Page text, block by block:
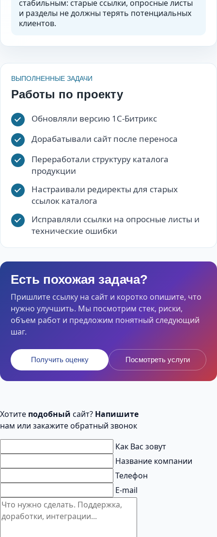
стабильным: старые ссылки, опросные листы
и разделы не должны терять потенциальных
клиентов.
ВЫПОЛНЕННЫЕ ЗАДАЧИ
Работы по проекту
Обновляли версию 1С-Битрикс
Дорабатывали сайт после переноса
Переработали структуру каталога
продукции
Настраивали редиректы для старых
ссылок каталога
Исправляли ссылки на опросные листы и
технические ошибки
Есть похожая задача?
Пришлите ссылку на сайт и коротко опишите, что
нужно улучшить. Мы посмотрим стек, риски,
объем работ и предложим понятный следующий
шаг.
Получить оценку Посмотреть услуги
Хотите подобный сайт? Напишите
нам или закажите обратный звонок
Как Вас зовут
Название компании
Телефон
E-mail